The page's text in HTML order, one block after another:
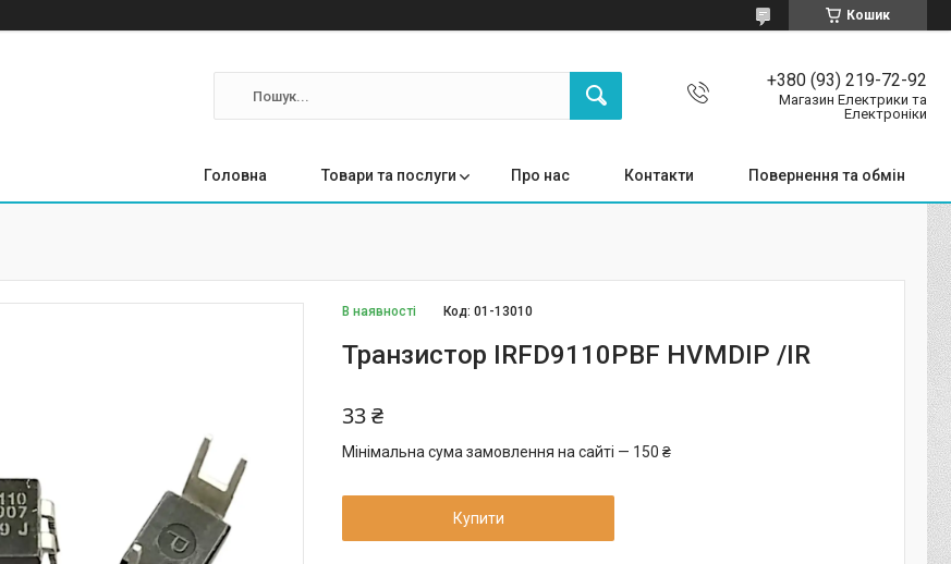
Кошик
+380 (93) 219-72-92
Магазин Електрики та
Електроніки
Головна Товари та послуги Про нас Контакти Повернення та обмін
В наявності Код:01-13010
Транзистор IRFD9110PBF HVMDIP /IR
33 ₴
Мінімальна сума замовлення на сайті — 150 ₴
Купити